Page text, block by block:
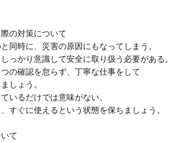
の対策について
同時に、災害の原因にもなってしまう。
っかり意識して安全に取り扱う必要がある。
の確認を怠らず、丁寧な仕事をして
しょう。
いるだけでは意味がない。
すぐに使えるという状態を保ちましょう。
て